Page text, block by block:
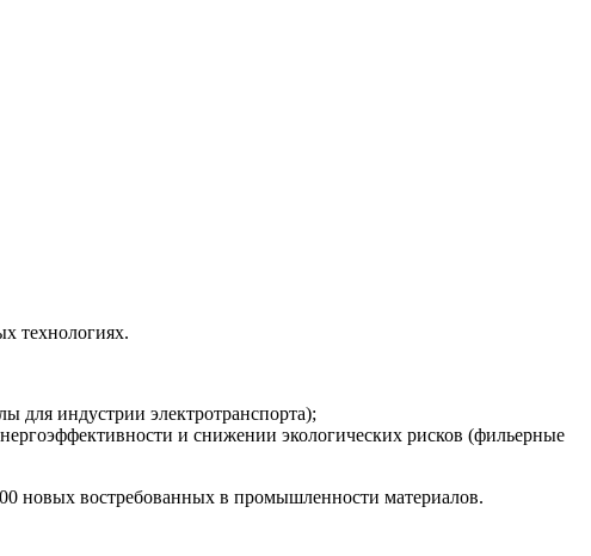
технологиях.
для индустрии электротранспорта);
и снижении экологических рисков (фильерные
новых востребованных в промышленности материалов.